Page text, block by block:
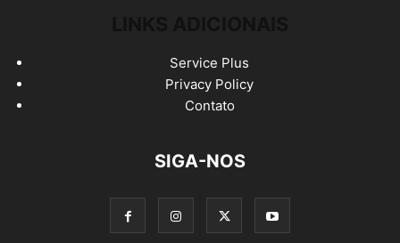
Service Plus
Privacy Policy
Contato
SIGA-NOS